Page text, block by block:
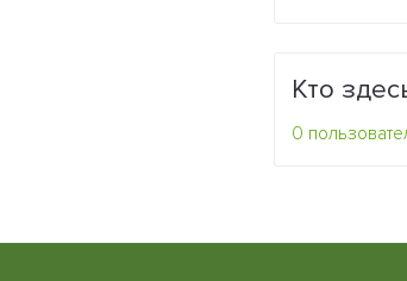
Кто
0